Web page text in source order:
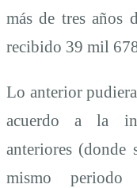
más de tres años
recibido 39 mil
Lo anterior
acuerdo a la
anteriores (donde
mismo periodo